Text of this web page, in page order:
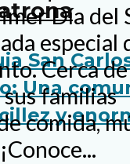
Día del
especial
Cerca
familias
comida,